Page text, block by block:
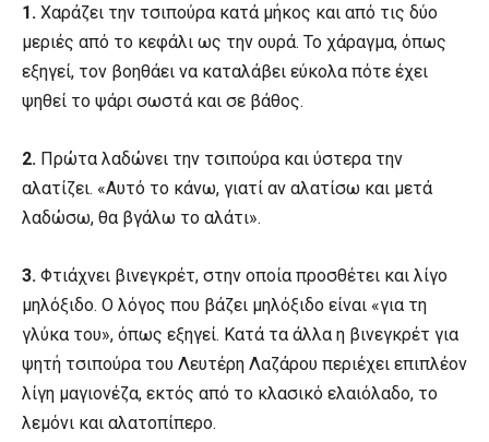
1. Χαράζει την τσιπούρα κατά μήκος και από τις δύο
μεριές από το κεφάλι ως την ουρά. Το χάραγμα, όπως
εξηγεί, τον βοηθάει να καταλάβει εύκολα πότε έχει
ψηθεί το ψάρι σωστά και σε βάθος.
2. Πρώτα λαδώνει την τσιπούρα και ύστερα την
αλατίζει. «Αυτό το κάνω, γιατί αν αλατίσω και μετά
λαδώσω, θα βγάλω το αλάτι».
3. Φτιάχνει βινεγκρέτ, στην οποία προσθέτει και λίγο
μηλόξιδο. Ο λόγος που βάζει μηλόξιδο είναι «για τη
γλύκα του», όπως εξηγεί. Κατά τα άλλα η βινεγκρέτ για
ψητή τσιπούρα του Λευτέρη Λαζάρου περιέχει επιπλέον
λίγη μαγιονέζα, εκτός από το κλασικό ελαιόλαδο, το
λεμόνι και αλατοπίπερο.